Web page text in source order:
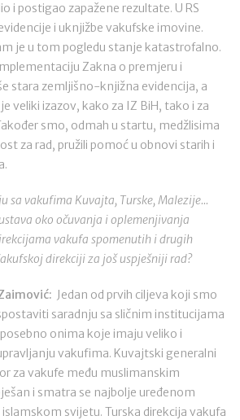
i postigao zapažene rezultate. U RS
i uknjižbe vakufske imovine.
je u tom pogledu stanje katastrofalno.
Zakna o premjeru i
stara zemljišno-knjižna evidencija, a
veliki izazov, kako za IZ BiH, tako i za
smo, odmah u startu, medžlisima
za rad, pružili pomoć u obnovi starih i
sa vakufima Kuvajta, Turske, Malezije...
oko očuvanja i oplemenjivanja
vakufa spomenutih i drugih
direkciji za još uspješniji rad?
Jedan od prvih ciljeva koji smo
saradnju sa sličnim institucijama
onima koje imaju veliko i
vakufima. Kuvajtski generalni
za vakufe među muslimanskim
i smatra se najbolje uređenom
svijetu. Turska direkcija vakufa